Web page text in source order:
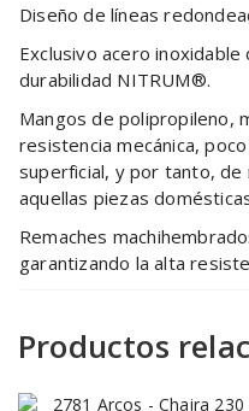
Diseño de líneas
Exclusivo acero
durabilidad NITRUM®.
Mangos de polipropileno,
resistencia mecánica,
superficial, y por tanto, de
aquellas piezas
Remaches
garantizando la alta
Productos